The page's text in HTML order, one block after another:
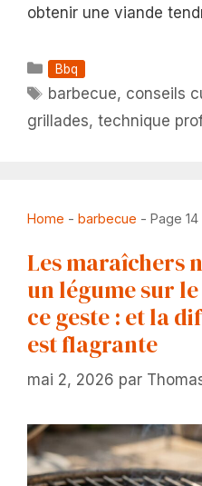
obtenir une viande
Catégories
Bbq
Étiquettes
barbecue, conseils
grillades, technique
Home - barbecue - Page 14
Les maraîchers
un légume sur
ce geste : et la
est flagrante
mai 2, 2026 par